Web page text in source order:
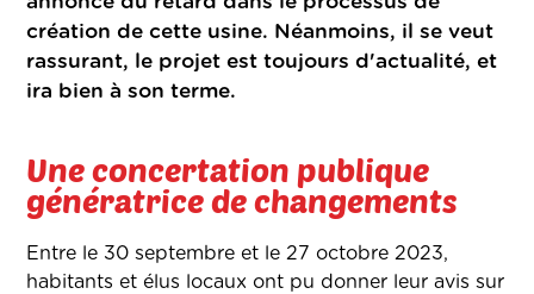
création de cette usine. Néanmoins, il se veut
rassurant, le projet est toujours d'actualité, et
ira bien à son terme.
Une concertation publique
génératrice de changements
Entre le 30 septembre et le 27 octobre 2023,
habitants et élus locaux ont pu donner leur avis sur